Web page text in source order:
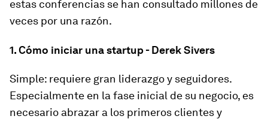
estas conferencias se han consultado millones de
veces por una razón.
1. Cómo iniciar una startup - Derek Sivers
Simple: requiere gran liderazgo y seguidores.
Especialmente en la fase inicial de su negocio, es
necesario abrazar a los primeros clientes y